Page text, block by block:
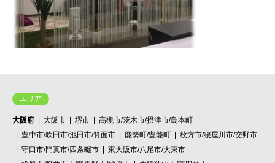
エリア
大阪府 大阪市 堺市
高槻市/茨木市/摂津市/島本町
豊中市/吹田市/池田市/箕面市
能勢町/豊能町
枚方市/寝屋川市/交野市
守口市/門真市/四条畷市
東大阪市/八尾市/大東市